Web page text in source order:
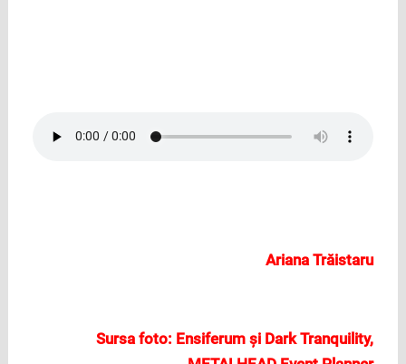
Ariana Trăistaru
Sursa foto: Ensiferum și Dark Tranquility,